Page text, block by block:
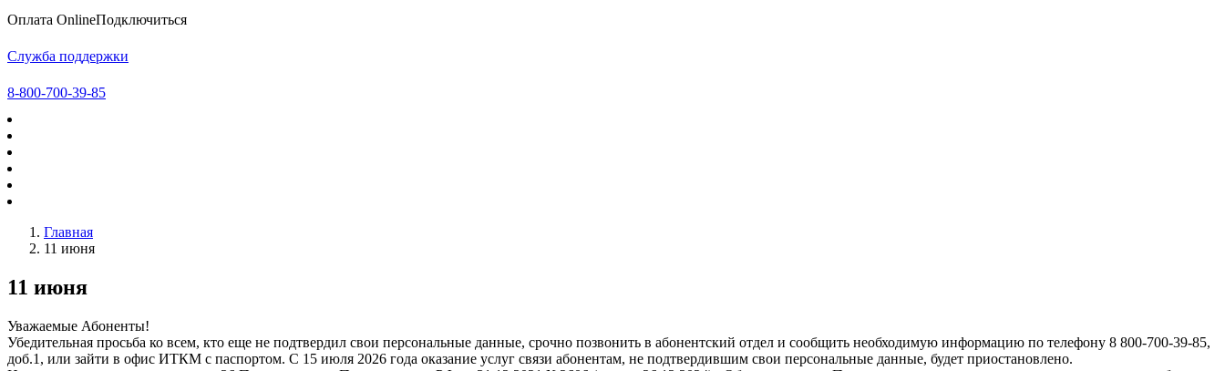
Оплата OnlineПодключиться
Служба поддержки
8-800-700-39-85
Главная
11 июня
11 июня
Уважаемые Абоненты!
Убедительная просьба ко всем, кто еще не подтвердил свои персональные данные, срочно позвонить в абонентский отдел и сообщить необходимую информацию по телефону 8 800-700-39-85,
доб.1, или зайти в офис ИТКМ с паспортом. С 15 июля 2026 года оказание услуг связи абонентам, не подтвердившим свои персональные данные, будет приостановлено.